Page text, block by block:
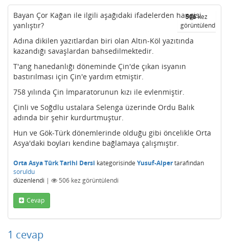
506kez
görüntülendi
Bayan Çor Kağan ile ilgili aşağıdaki ifadelerden hangisi
yanlıştır?
Adına dikilen yazıtlardan biri olan Altın-Köl yazıtında
kazandığı savaşlardan bahsedilmektedir.
T'ang hanedanlığı döneminde Çin'de çıkan isyanın
bastırılması için Çin'e yardım etmiştir.
758 yılında Çin İmparatorunun kızı ile evlenmiştir.
Çinli ve Soğdlu ustalara Selenga üzerinde Ordu Balık
adında bir şehir kurdurtmuştur.
Hun ve Gök-Türk dönemlerinde olduğu gibi öncelikle Orta
Asya'daki boyları kendine bağlamaya çalışmıştır.
Orta Asya Türk Tarihi Dersi kategorisinde Yusuf-Alpertarafından
soruldu
düzenlendi | 506 kez görüntülendi
Cevap
1 cevap